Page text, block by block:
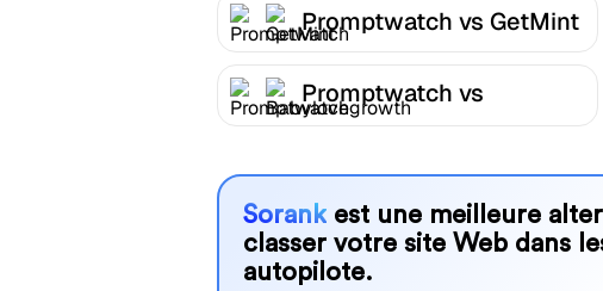
Promptwatch vs GetMint
Promptwatch vs
Babylovegrowth
Sorankest une meilleure
classer votre site Web dans
autopilote.